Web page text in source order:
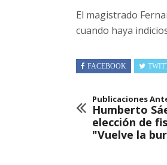
El magistrado
cuando haya
FACEBOOK
Publicaciones
Humberto
elección de
"Vuelve la